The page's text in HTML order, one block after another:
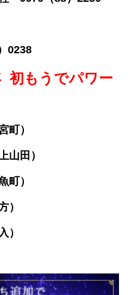
0238
初もうでパワー
町）
山田）
町）
）
）